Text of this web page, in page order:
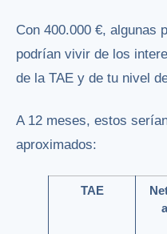
Con 400.000 €, algunas
podrían vivir de los
de la TAE y de tu nivel
A 12 meses, estos
aproximados:
TAE